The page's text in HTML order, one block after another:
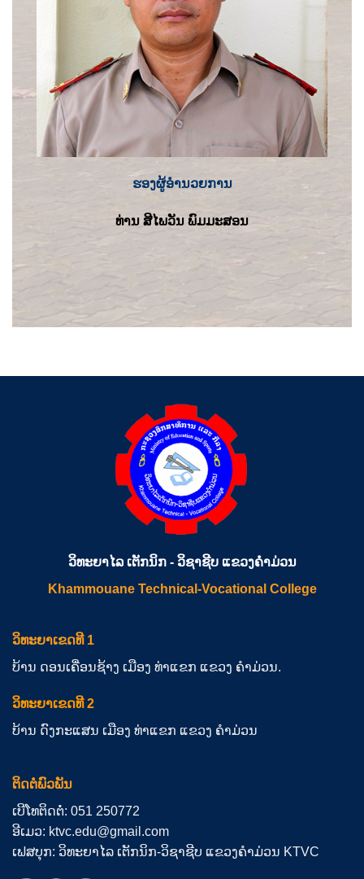
ຮອງຜູ້ອຳນວຍການ
ທ່ານ ສີໄພວັນ ພົມມະສອນ
ວິທະຍາໄລ ເຕັກນິກ - ວິຊາຊີບ ແຂວງຄຳມ່ວນ
Khammouane Technical-Vocational College
ວິທະຍາເຂດທີ 1
ບ້ານ ດອນເຄື່ອນຊ້າງ ເມືອງ ທ່າແຂກ ແຂວງ ຄຳມ່ວນ.
ວິທະຍາເຂດທີ 2
ບ້ານ ດົງກະແສນ ເມືອງ ທ່າແຂກ ແຂວງ ຄຳມ່ວນ
ຕິດຕໍ່ພົວພັນ
ເບີໂທຕິດຕໍ່: 051 250772
ອີເມວ: ktvc.edu@gmail.com
ເຟສບຸກ: ວິທະຍາໄລ ເຕັກນິກ-ວິຊາຊີບ ແຂວງຄຳມ່ວນ KTVC